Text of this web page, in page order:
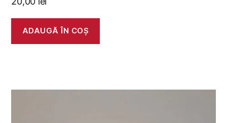
ADAUGĂ ÎN COȘ